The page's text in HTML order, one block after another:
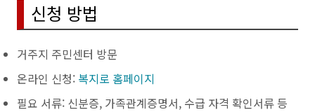
신청 방법
거주지 주민센터 방문
온라인 신청: 복지로 홈페이지
필요 서류: 신분증, 가족관계증명서, 수급 자격 확인서류 등